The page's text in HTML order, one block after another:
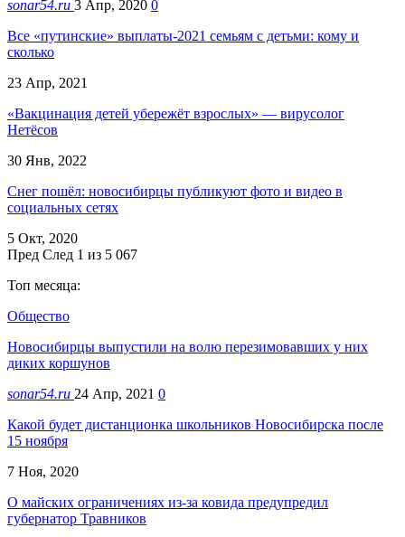
sonar54.ru 3 Апр, 2020 0
Все «путинские» выплаты-2021 семьям с детьми: кому и
сколько
23 Апр, 2021
«Вакцинация детей убережёт взрослых» — вирусолог
Нетёсов
30 Янв, 2022
Снег пошёл: новосибирцы публикуют фото и видео в
социальных сетях
5 Окт, 2020
Пред След 1 из 5 067
Топ месяца:
Общество
Новосибирцы выпустили на волю перезимовавших у них
диких коршунов
sonar54.ru 24 Апр, 2021 0
Какой будет дистанционка школьников Новосибирска после
15 ноября
7 Ноя, 2020
О майских ограничениях из-за ковида предупредил
губернатор Травников